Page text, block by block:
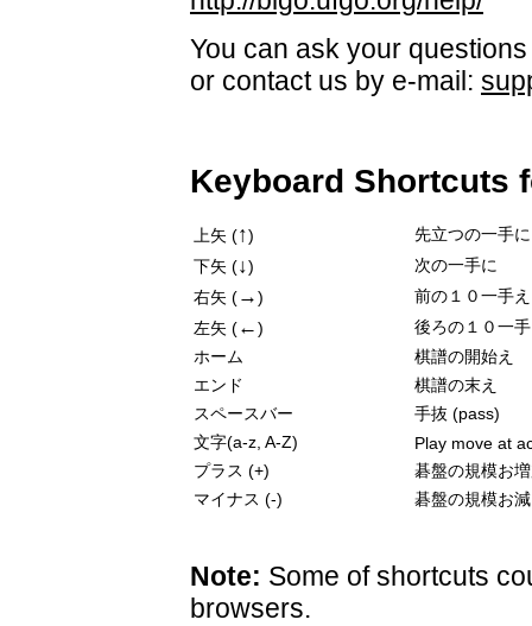
You can ask your
or contact us by e-mail:
Keyboard Shortcuts
上矢 (↑)
先立つの一手に
下矢 (↓)
次の一手に
右矢 (→)
前の１０一手え
左矢 (←)
後ろの１０一
ホーム
棋譜の開始え
エンド
棋譜の末え
スペースバー
手抜 (pass)
文字(a-z, A-Z)
Play move at
プラス (+)
碁盤の規模お
マイナス (-)
碁盤の規模お
Note: Some of shortcuts
browsers.